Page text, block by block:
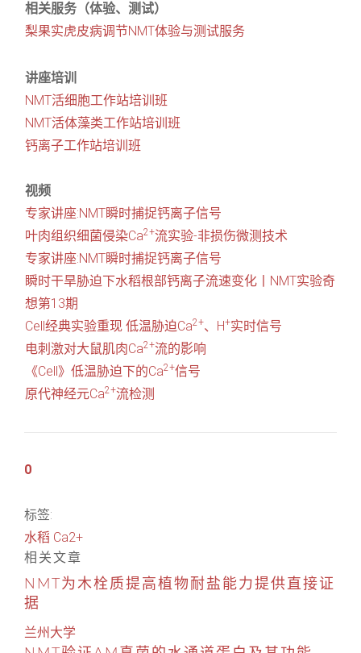
相关服务（体验、测试）
梨果实虎皮病调节NMT体验与测试服务
讲座培训
NMT活细胞工作站培训班
NMT活体藻类工作站培训班
钙离子工作站培训班
视频
专家讲座:NMT瞬时捕捉钙离子信号
叶肉组织细菌侵染Ca2+流实验-非损伤微测技术
专家讲座:NMT瞬时捕捉钙离子信号
瞬时干旱胁迫下水稻根部钙离子流速变化丨NMT实验奇
想第13期
Cell经典实验重现 低温胁迫Ca2+、H+实时信号
电刺激对大鼠肌肉Ca2+流的影响
《Cell》低温胁迫下的Ca2+信号
原代神经元Ca2+流检测
0
标签:
水稻 Ca2+
相关文章
NMT为木栓质提高植物耐盐能力提供直接证
据
兰州大学